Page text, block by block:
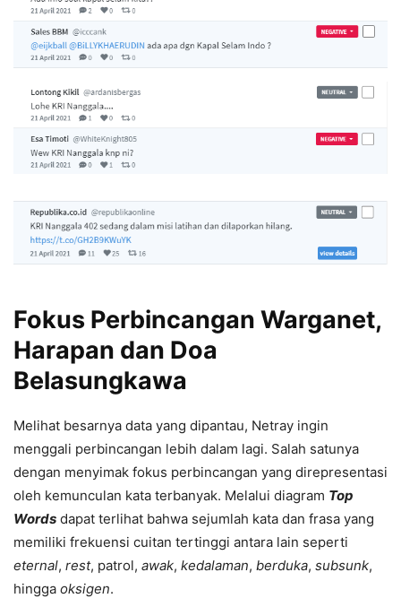
Fokus Perbincangan Warganet,
Harapan dan Doa
Belasungkawa
Melihat besarnya data yang dipantau, Netray ingin
menggali perbincangan lebih dalam lagi. Salah satunya
dengan menyimak fokus perbincangan yang direpresentasi
oleh kemunculan kata terbanyak. Melalui diagram Top
Words dapat terlihat bahwa sejumlah kata dan frasa yang
memiliki frekuensi cuitan tertinggi antara lain seperti
eternal, rest, patrol, awak, kedalaman, berduka, subsunk,
hingga oksigen.